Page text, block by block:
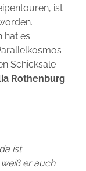
ist
hat es
Schicksale
Rothenburg
ist
er auch